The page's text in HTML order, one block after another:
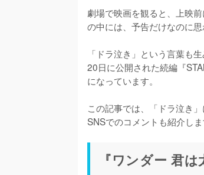
劇場で映画を観ると、上映
の中には、予告だけなのに
「ドラ泣き」という言葉も
20日に公開された続編『
になっています。
この記事では、「ドラ泣き
SNSでのコメントも紹介しま
『ワンダー 君